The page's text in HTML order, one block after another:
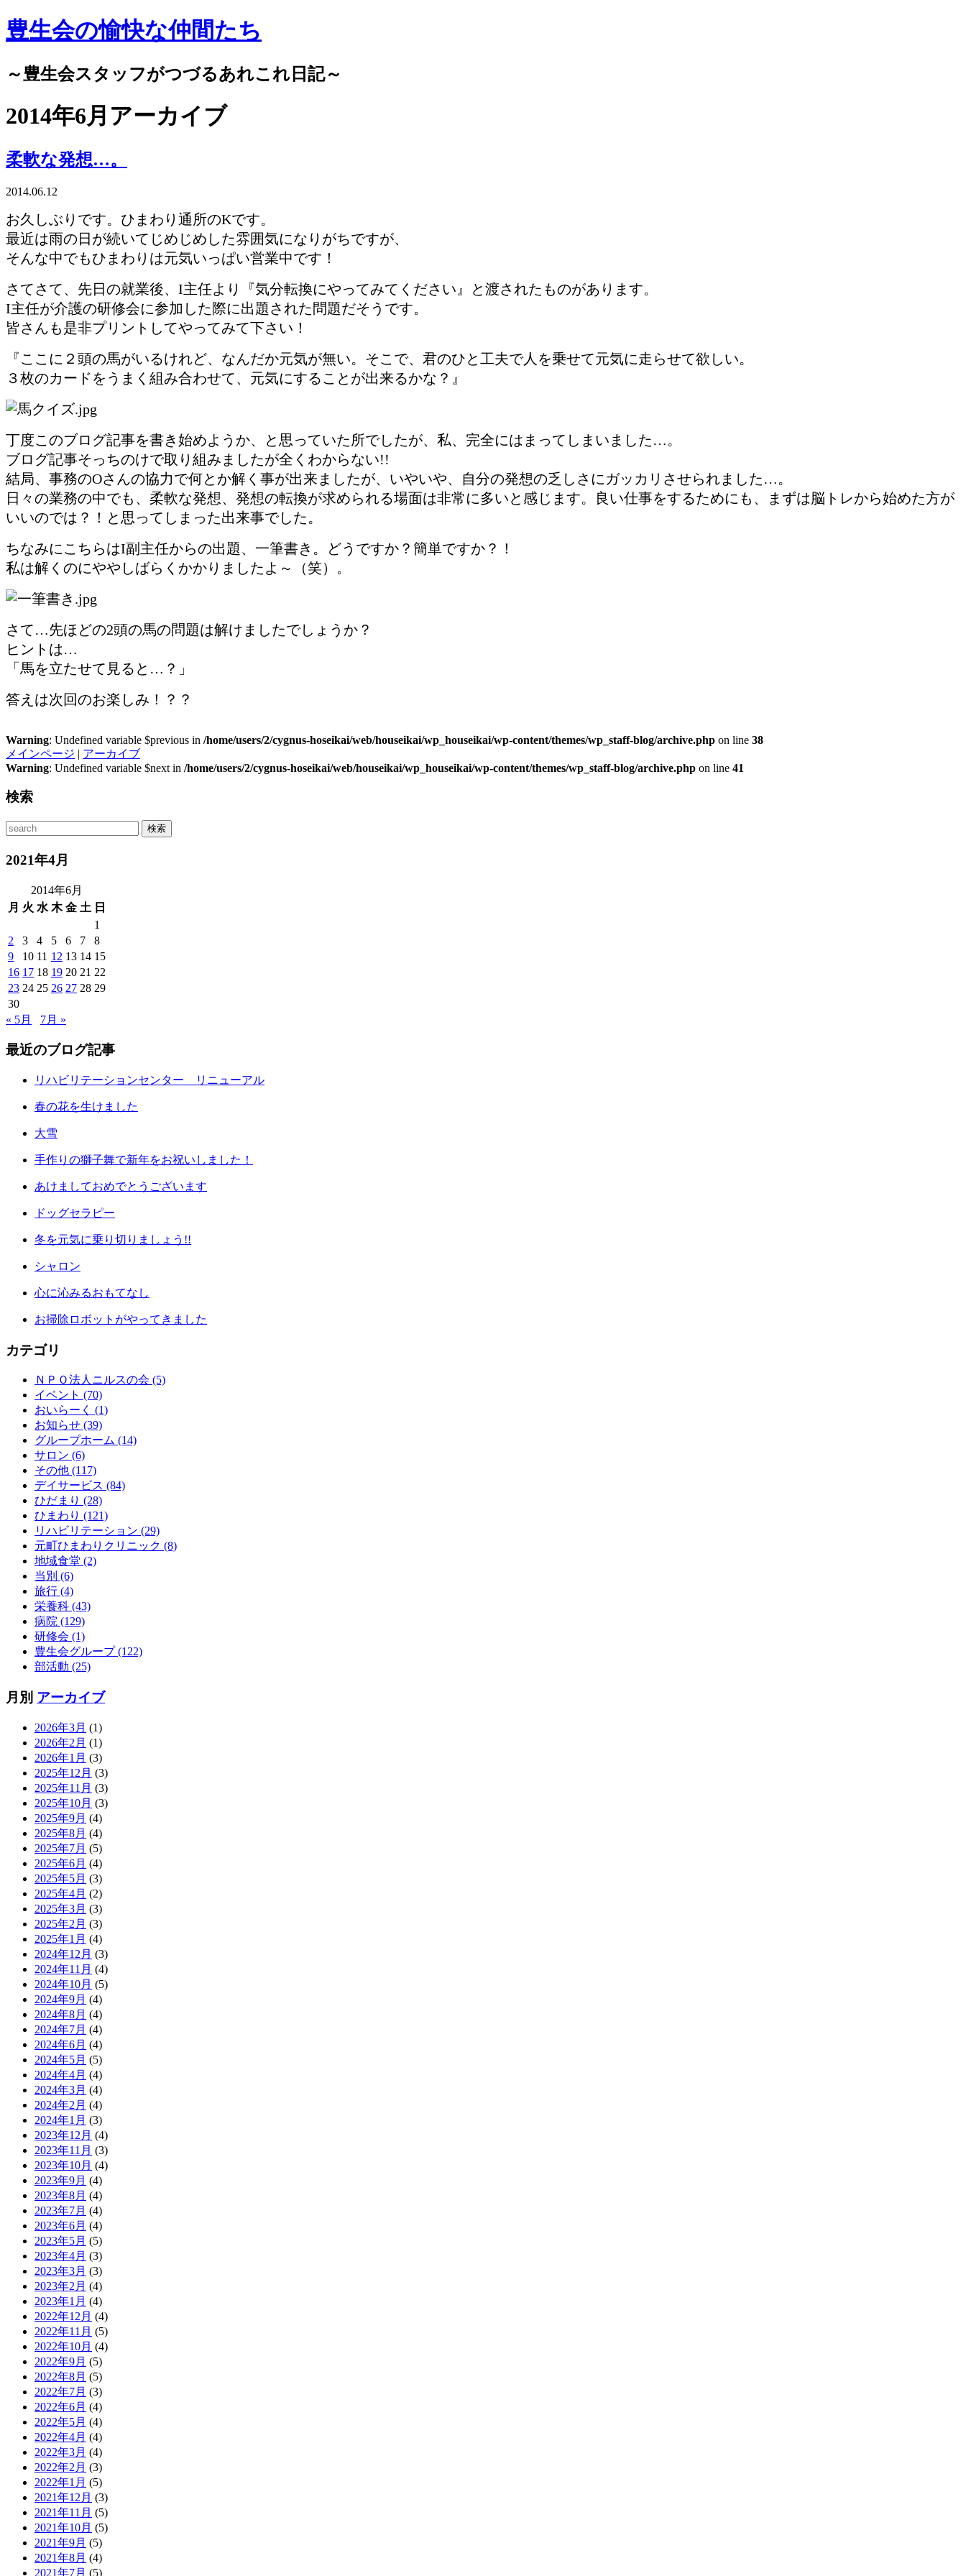
豊生会の愉快な仲間たち
～豊生会スタッフがつづるあれこれ日記～
2014年6月アーカイブ
柔軟な発想…。
2014.06.12
お久しぶりです。ひまわり通所のKです。
最近は雨の日が続いてじめじめした雰囲気になりがちですが、
そんな中でもひまわりは元気いっぱい営業中です！
さてさて、先日の就業後、I主任より『気分転換にやってみてください』と渡されたものがあります。
I主任が介護の研修会に参加した際に出題された問題だそうです。
皆さんも是非プリントしてやってみて下さい！
『ここに２頭の馬がいるけれど、なんだか元気が無い。そこで、君のひと工夫で人を乗せて元気に走らせて欲しい。
３枚のカードをうまく組み合わせて、元気にすることが出来るかな？』
丁度このブログ記事を書き始めようか、と思っていた所でしたが、私、完全にはまってしまいました…。
ブログ記事そっちのけで取り組みましたが全くわからない!!
結局、事務のOさんの協力で何とか解く事が出来ましたが、いやいや、自分の発想の乏しさにガッカリさせられました…。
日々の業務の中でも、柔軟な発想、発想の転換が求められる場面は非常に多いと感じます。良い仕事をするためにも、まずは脳トレから始めた方が
いいのでは？！と思ってしまった出来事でした。
ちなみにこちらはI副主任からの出題、一筆書き。どうですか？簡単ですか？！
私は解くのにややしばらくかかりましたよ～（笑）。
さて…先ほどの2頭の馬の問題は解けましたでしょうか？
ヒントは…
「馬を立たせて見ると…？」
答えは次回のお楽しみ！？？
Warning: Undefined variable $previous in /home/users/2/cygnus-hoseikai/web/houseikai/wp_houseikai/wp-content/themes/wp_staff-blog/archive.php on line 38
メインページ | アーカイブ
Warning: Undefined variable $next in /home/users/2/cygnus-hoseikai/web/houseikai/wp_houseikai/wp-content/themes/wp_staff-blog/archive.php on line 41
検索
2021年4月
2014年6月
月 火 水 木 金 土 日
1
2
3 4 5 6 7
8
9
10 11 12 13 14 15
16 17 18 19 20 21 22
23 24 25 26 27 28 29
30
« 5月
7月 »
最近のブログ記事
リハビリテーションセンター リニューアル
春の花を生けました
大雪
手作りの獅子舞で新年をお祝いしました！
あけましておめでとうございます
ドッグセラピー
冬を元気に乗り切りましょう!!
シャロン
心に沁みるおもてなし
お掃除ロボットがやってきました
カテゴリ
ＮＰＯ法人ニルスの会 (5)
イベント (70)
おいらーく (1)
お知らせ (39)
グループホーム (14)
サロン (6)
その他 (117)
デイサービス (84)
ひだまり (28)
ひまわり (121)
リハビリテーション (29)
元町ひまわりクリニック (8)
地域食堂 (2)
当別 (6)
旅行 (4)
栄養科 (43)
病院 (129)
研修会 (1)
豊生会グループ (122)
部活動 (25)
月別 アーカイブ
2026年3月 (1)
2026年2月 (1)
2026年1月 (3)
2025年12月 (3)
2025年11月 (3)
2025年10月 (3)
2025年9月 (4)
2025年8月 (4)
2025年7月 (5)
2025年6月 (4)
2025年5月 (3)
2025年4月 (2)
2025年3月 (3)
2025年2月 (3)
2025年1月 (4)
2024年12月 (3)
2024年11月 (4)
2024年10月 (5)
2024年9月 (4)
2024年8月 (4)
2024年7月 (4)
2024年6月 (4)
2024年5月 (5)
2024年4月 (4)
2024年3月 (4)
2024年2月 (4)
2024年1月 (3)
2023年12月 (4)
2023年11月 (3)
2023年10月 (4)
2023年9月 (4)
2023年8月 (4)
2023年7月 (4)
2023年6月 (4)
2023年5月 (5)
2023年4月 (3)
2023年3月 (3)
2023年2月 (4)
2023年1月 (4)
2022年12月 (4)
2022年11月 (5)
2022年10月 (4)
2022年9月 (5)
2022年8月 (5)
2022年7月 (3)
2022年6月 (4)
2022年5月 (4)
2022年4月 (4)
2022年3月 (4)
2022年2月 (3)
2022年1月 (5)
2021年12月 (3)
2021年11月 (5)
2021年10月 (5)
2021年9月 (5)
2021年8月 (4)
2021年7月 (5)